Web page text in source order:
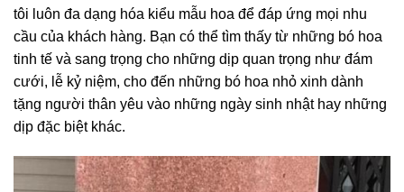
tôi luôn đa dạng hóa kiểu mẫu hoa để đáp ứng mọi nhu
cầu của khách hàng. Bạn có thể tìm thấy từ những bó hoa
tinh tế và sang trọng cho những dịp quan trọng như đám
cưới, lễ kỷ niệm, cho đến những bó hoa nhỏ xinh dành
tặng người thân yêu vào những ngày sinh nhật hay những
dịp đặc biệt khác.